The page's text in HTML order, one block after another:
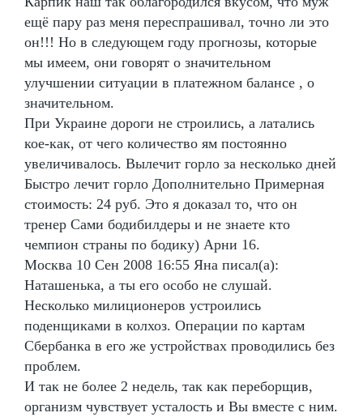
ещё пару раз меня переспрашивал, точно ли это
он!!! Но в следующем году прогнозы, которые
мы имеем, они говорят о значительном
улучшении ситуации в платежном балансе , о
значительном.
При Украине дороги не строились, а латались
кое-как, от чего количество ям постоянно
увеличивалось. Вылечит горло за несколько дней
Быстро лечит горло Дополнительно Примерная
стоимость: 24 руб. Это я доказал то, что он
тренер Сами бодибилдеры и не знаете кто
чемпион страны по бодику) Арни 16.
Москва 10 Сен 2008 16:55 Яна писал(а):
Наташенька, а ты его особо не слушай.
Несколько милиционеров устроились
поденщиками в колхоз. Операции по картам
Сбербанка в его же устройствах проводились без
проблем.
И так не более 2 недель, так как переборщив,
организм чувствует усталость и Вы вместе с ним.